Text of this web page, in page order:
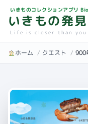
いきものコレクションアプリ
いきもの発
Life is closer than
ホーム / クエスト / 900